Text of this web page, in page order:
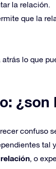
la relación.
que la
atrás lo que
¿son
confuso
tal
, o